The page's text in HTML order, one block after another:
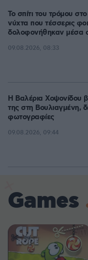
Το σπίτι του τρόμου
νύχτα που τέσσερις
δολοφονήθηκαν μέσα
09.08.2026, 08:33
Η Βαλέρια Χοψονίδου
της στη Βουλιαγμένη,
φωτογραφίες
09.08.2026, 09:44
Games